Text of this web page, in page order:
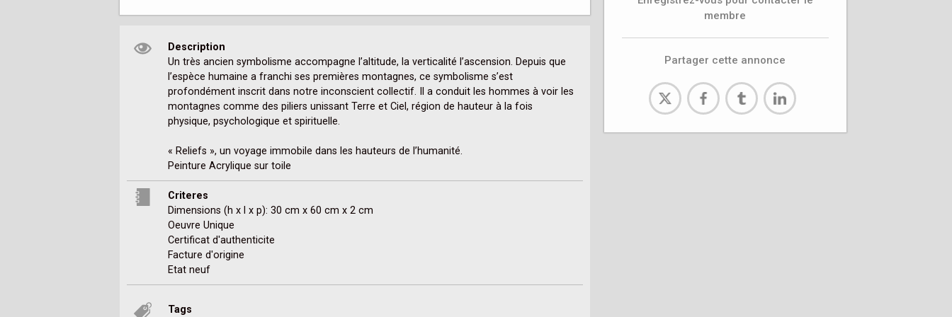
Description
Un très ancien symbolisme accompagne l’altitude, la verticalité l’ascension. Depuis que
l’espèce humaine a franchi ses premières montagnes, ce symbolisme s’est
profondément inscrit dans notre inconscient collectif. Il a conduit les hommes à voir les
montagnes comme des piliers unissant Terre et Ciel, région de hauteur à la fois
physique, psychologique et spirituelle.
« Reliefs », un voyage immobile dans les hauteurs de l’humanité.
Peinture Acrylique sur toile
Criteres
Dimensions (h x l x p): 30 cm x 60 cm x 2 cm
Oeuvre Unique
Certificat d'authenticite
Facture d'origine
Etat neuf
Tags
membre
Partager cette annonce